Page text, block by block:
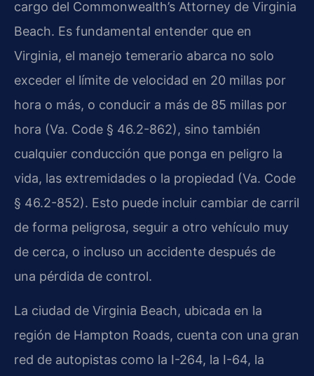
cargo del Commonwealth’s Attorney de Virginia
Beach. Es fundamental entender que en
Virginia, el manejo temerario abarca no solo
exceder el límite de velocidad en 20 millas por
hora o más, o conducir a más de 85 millas por
hora (Va. Code § 46.2-862), sino también
cualquier conducción que ponga en peligro la
vida, las extremidades o la propiedad (Va. Code
§ 46.2-852). Esto puede incluir cambiar de carril
de forma peligrosa, seguir a otro vehículo muy
de cerca, o incluso un accidente después de
una pérdida de control.
La ciudad de Virginia Beach, ubicada en la
región de Hampton Roads, cuenta con una gran
red de autopistas como la I-264, la I-64, la